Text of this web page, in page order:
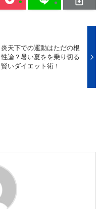
炎天下での運動はただの根
性論？暑い夏をを乗り切る
賢いダイエット術！